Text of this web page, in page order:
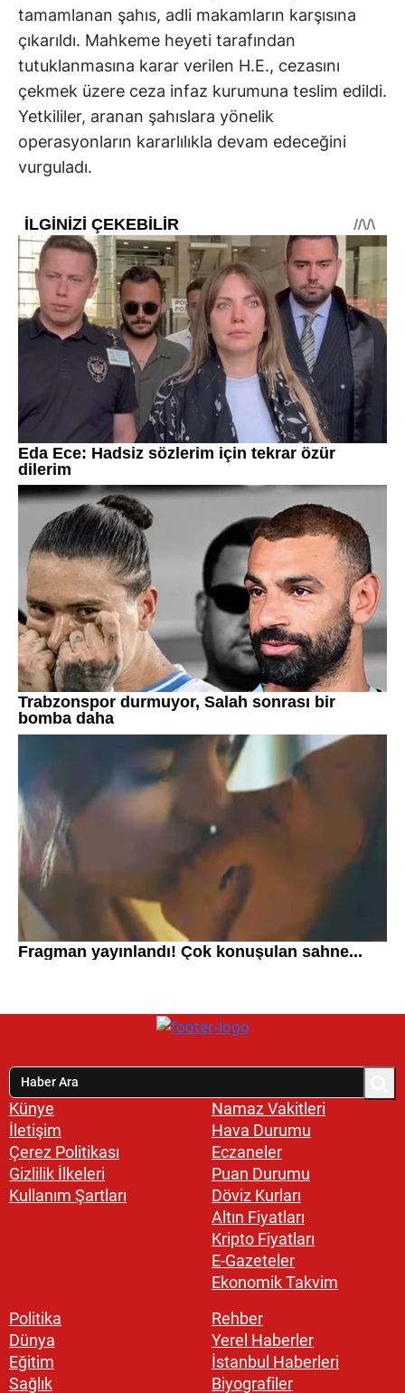
tamamlanan şahıs, adli makamların karşısına
çıkarıldı. Mahkeme heyeti tarafından
tutuklanmasına karar verilen H.E., cezasını
çekmek üzere ceza infaz kurumuna teslim edildi.
Yetkililer, aranan şahıslara yönelik
operasyonların kararlılıkla devam edeceğini
vurguladı.
Künye
İletişim
Çerez Politikası
Gizlilik İlkeleri
Kullanım Şartları
Namaz Vakitleri
Hava Durumu
Eczaneler
Puan Durumu
Döviz Kurları
Altın Fiyatları
Kripto Fiyatları
E-Gazeteler
Ekonomik Takvim
Politika
Dünya
Eğitim
Sağlık
Rehber
Yerel Haberler
İstanbul Haberleri
Biyografiler